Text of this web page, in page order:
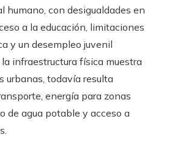
humano, con desigualdades en
a la educación, limitaciones
y un desempleo juvenil
infraestructura física muestra
urbanas, todavía resulta
energía para zonas
de agua potable y acceso a